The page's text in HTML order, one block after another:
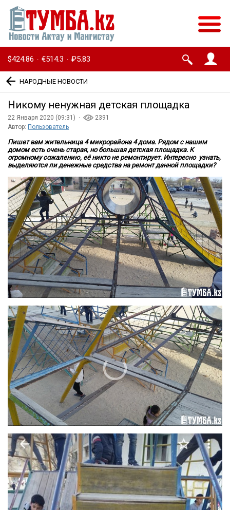
$424.86 · €514.3 · ₽5.83
НАРОДНЫЕ НОВОСТИ
Никому ненужная детская площадка
22 Января 2020 (09:31) ·
2391
Автор: Пользователь
Пишет вам жительница 4 микрорайона 4 дома. Рядом с нашим
домом есть очень старая, но большая детская площадка. К
огромному сожалению, её никто не ремонтирует. Интересно узнать,
выделяются ли денежные средства на ремонт данной площадки?